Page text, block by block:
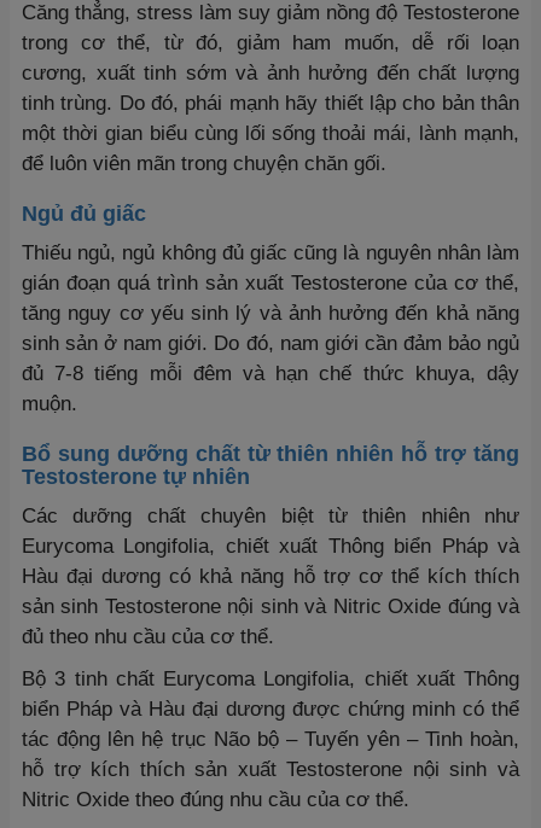
Căng thẳng, stress làm suy giảm nồng độ Testosterone
trong cơ thể, từ đó, giảm ham muốn, dễ rối loạn
cương, xuất tinh sớm và ảnh hưởng đến chất lượng
tinh trùng. Do đó, phái mạnh hãy thiết lập cho bản thân
một thời gian biểu cùng lối sống thoải mái, lành mạnh,
để luôn viên mãn trong chuyện chăn gối.
Ngủ đủ giấc
Thiếu ngủ, ngủ không đủ giấc cũng là nguyên nhân làm
gián đoạn quá trình sản xuất Testosterone của cơ thể,
tăng nguy cơ yếu sinh lý và ảnh hưởng đến khả năng
sinh sản ở nam giới. Do đó, nam giới cần đảm bảo ngủ
đủ 7-8 tiếng mỗi đêm và hạn chế thức khuya, dậy
muộn.
Bổ sung dưỡng chất từ thiên nhiên hỗ trợ tăng
Testosterone tự nhiên
Các dưỡng chất chuyên biệt từ thiên nhiên như
Eurycoma Longifolia, chiết xuất Thông biển Pháp và
Hàu đại dương có khả năng hỗ trợ cơ thể kích thích
sản sinh Testosterone nội sinh và Nitric Oxide đúng và
đủ theo nhu cầu của cơ thể.
Bộ 3 tinh chất Eurycoma Longifolia, chiết xuất Thông
biển Pháp và Hàu đại dương được chứng minh có thể
tác động lên hệ trục Não bộ – Tuyến yên – Tinh hoàn,
hỗ trợ kích thích sản xuất Testosterone nội sinh và
Nitric Oxide theo đúng nhu cầu của cơ thể.